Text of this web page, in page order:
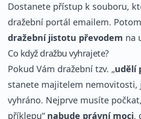
Dostanete přístup k souboru,
dražební portál emailem. Potom
dražební jistotu převodem na
Co když dražbu vyhrajete?
Pokud Vám dražební tzv. „udělí
stanete majitelem nemovitosti,
vyhráno. Nejprve musíte
příklepu“ nabude právní moci,